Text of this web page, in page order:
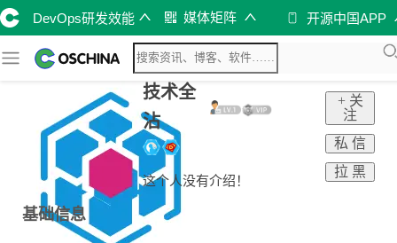
DevOps研发效能 媒体矩阵 开源中国APP
技术全
沾
这个人没有介绍！
+ 关
注
私 信
拉 黑
基础信息